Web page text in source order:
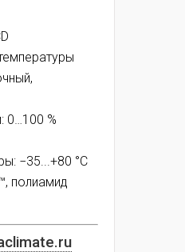
0…100 %
−35...+80 °C
полиамид